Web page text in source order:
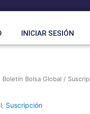
INICIAR SESIÓN
Boletín Bolsa Global /
, Suscripción